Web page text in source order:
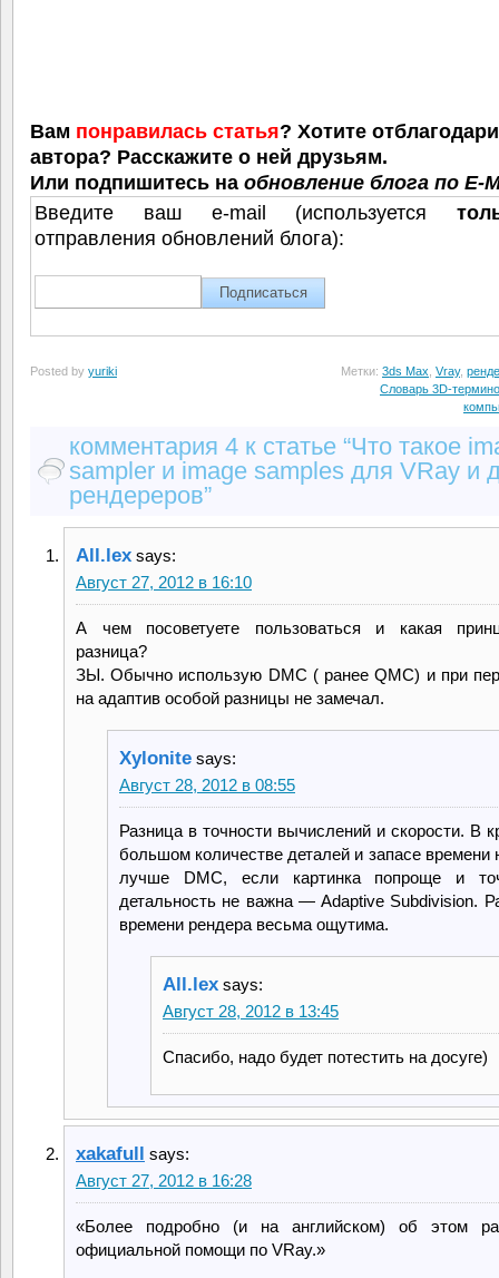
Вам понравилась статья? Хотите
автора? Расскажите о ней друзьям.
Или подпишитесь на обновление блога по E-
Введите ваш e-mail (используется
отправления обновлений блога):
Posted by yuriki Метки: 3ds Max, Vray,
Словарь 3D-
комментария 4 к статье “Что такое
sampler и image samples для VRay и
рендереров”
All.lex says:
Август 27, 2012 в 16:10
А чем посоветуете пользоваться и какая
разница?
ЗЫ. Обычно использую DMC ( ранее QMC) и при
на адаптив особой разницы не замечал.
Xylonite says:
Август 28, 2012 в 08:55
Разница в точности вычислений и скорости. В
большом количестве деталей и запасе времени
лучше DMC, если картинка попроще и
детальность не важна — Adaptive Subdivision.
времени рендера весьма ощутима.
All.lex says:
Август 28, 2012 в 13:45
Спасибо, надо будет потестить на досуге)
xakafull says:
Август 27, 2012 в 16:28
«Более подробно (и на английском) об этом
официальной помощи по VRay.»